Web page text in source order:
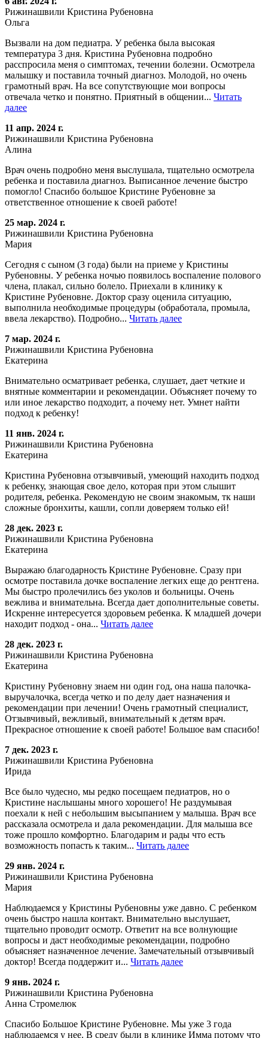
Рижинашвили Кристина Рубеновна
Ольга
Вызвали на дом педиатра. У ребенка была высокая
температура 3 дня. Кристина Рубеновна подробно
расспросила меня о симптомах, течении болезни. Осмотрела
малышку и поставила точный диагноз. Молодой, но очень
грамотный врач. На все сопутствующие мои вопросы
отвечала четко и понятно. Приятный в общении... Читать
далее
11 апр. 2024 г.
Рижинашвили Кристина Рубеновна
Алина
Врач очень подробно меня выслушала, тщательно осмотрела
ребенка и поставила диагноз. Выписанное лечение быстро
помогло! Спасибо большое Кристине Рубеновне за
ответственное отношение к своей работе!
25 мар. 2024 г.
Рижинашвили Кристина Рубеновна
Мария
Сегодня с сыном (3 года) были на приеме у Кристины
Рубеновны. У ребенка ночью появилось воспаление полового
члена, плакал, сильно болело. Приехали в клинику к
Кристине Рубеновне. Доктор сразу оценила ситуацию,
выполнила необходимые процедуры (обработала, промыла,
ввела лекарство). Подробно... Читать далее
7 мар. 2024 г.
Рижинашвили Кристина Рубеновна
Екатерина
Внимательно осматривает ребенка, слушает, дает четкие и
внятные комментарии и рекомендации. Объясняет почему то
или иное лекарство подходит, а почему нет. Умнет найти
подход к ребенку!
11 янв. 2024 г.
Рижинашвили Кристина Рубеновна
Екатерина
Кристина Рубеновна отзывчивый, умеющий находить подход
к ребенку, знающая свое дело, которая при этом слышит
родителя, ребенка. Рекомендую не своим знакомым, тк наши
сложные бронхиты, кашли, сопли доверяем только ей!
28 дек. 2023 г.
Рижинашвили Кристина Рубеновна
Екатерина
Выражаю благодарность Кристине Рубеновне. Сразу при
осмотре поставила дочке воспаление легких еще до рентгена.
Мы быстро пролечились без уколов и больницы. Очень
вежлива и внимательна. Всегда дает дополнительные советы.
Искренне интересуется здоровьем ребенка. К младшей дочери
находит подход - она... Читать далее
28 дек. 2023 г.
Рижинашвили Кристина Рубеновна
Екатерина
Кристину Рубеновну знаем ни один год, она наша палочка-
выручалочка, всегда четко и по делу дает назначения и
рекомендации при лечении! Очень грамотный специалист,
Отзывчивый, вежливый, внимательный к детям врач.
Прекрасное отношение к своей работе! Большое вам спасибо!
7 дек. 2023 г.
Рижинашвили Кристина Рубеновна
Ирида
Все было чудесно, мы редко посещаем педиатров, но о
Кристине наслышаны много хорошего! Не раздумывая
поехали к ней с небольшим высыпанием у малыша. Врач все
рассказала осмотрела и дала рекомендации. Для малыша все
тоже прошло комфортно. Благодарим и рады что есть
возможность попасть к таким... Читать далее
29 янв. 2024 г.
Рижинашвили Кристина Рубеновна
Мария
Наблюдаемся у Кристины Рубеновны уже давно. С ребенком
очень быстро нашла контакт. Внимательно выслушает,
тщательно проводит осмотр. Ответит на все волнующие
вопросы и даст необходимые рекомендации, подробно
объясняет назначенное лечение. Замечательный отзывчивый
доктор! Всегда поддержит и... Читать далее
9 янв. 2024 г.
Рижинашвили Кристина Рубеновна
Анна Стромелюк
Спасибо Большое Кристине Рубеновне. Мы уже 3 года
наблюдаемся у нее. В среду были в клинике Имма потому что